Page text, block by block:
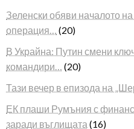
Зеленски обяви началото
операция…
(20)
В Украйна: Путин смени
командири…
(20)
Тази вечер в епизода на
ЕК плаши Румъния с
заради въглищата (16)